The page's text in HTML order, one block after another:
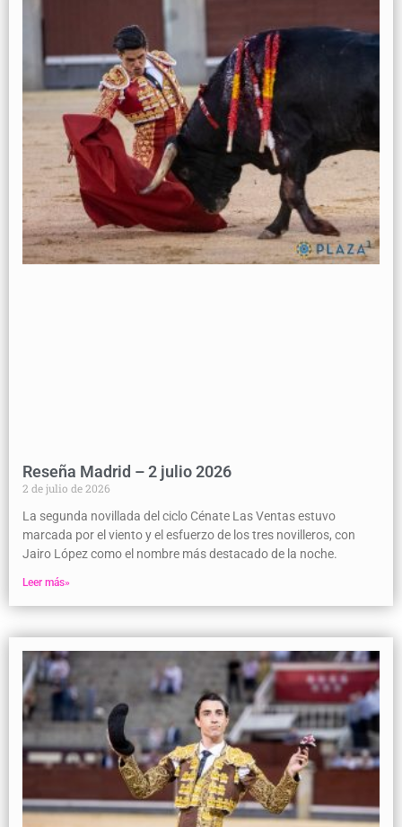
Reseña Madrid – 2 julio 2026
2 de julio de 2026
La segunda novillada del ciclo Cénate Las Ventas estuvo
marcada por el viento y el esfuerzo de los tres novilleros, con
Jairo López como el nombre más destacado de la noche.
Leer más»